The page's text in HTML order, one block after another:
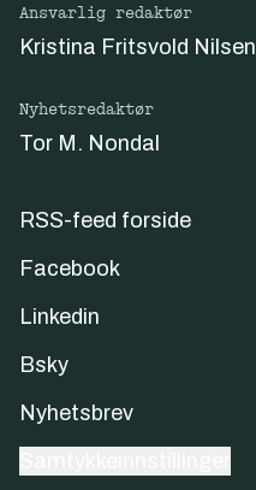
Ansvarlig redaktør
Kristina Fritsvold Nilsen
Nyhetsredaktør
Tor M. Nondal
RSS-feed forside
Facebook
Linkedin
Bsky
Nyhetsbrev